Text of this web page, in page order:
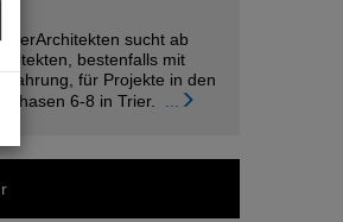
sucht ab
bestenfalls mit
für Projekte in den
6-8 in Trier.